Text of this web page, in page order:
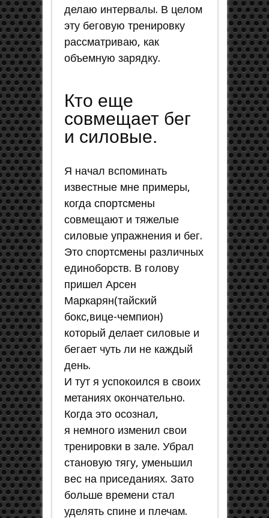
делаю интервалы. В целом
эту беговую тренировку
рассматриваю, как
объемную зарядку.
Кто еще
совмещает бег
и силовые.
Я начал вспоминать
известные мне примеры,
когда спортсмены
совмещают и тяжелые
силовые упражнения и бег.
Это спортсмены различных
единоборств. В голову
пришел Арсен
Маркарян(тайский
бокс,вице-чемпион)
который делает силовые и
бегает чуть ли не каждый
день.
И тут я успокоился в своих
метаниях окончательно.
Когда это осознал,
я немного изменил свои
тренировки в зале. Убрал
становую тягу, уменьшил
вес на приседаниях. Зато
больше времени стал
уделять спине и плечам.